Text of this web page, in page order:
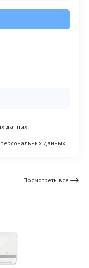
данных
данных
Посмотреть все